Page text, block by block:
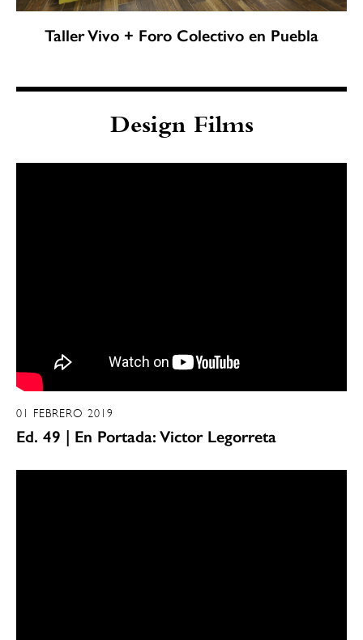
Taller Vivo + Foro Colectivo en Puebla
Design Films
01 FEBRERO 2019
Ed. 49 | En Portada: Victor Legorreta